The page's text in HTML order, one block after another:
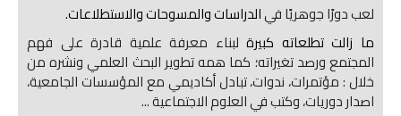
لعب دورًا جوهريًا فيالدراسات والمسوحات والاستطلاعات.
ما زالت تطلعاته كبيرة لبناء معرفة علمية قادرة على فهم
المجتمع ورصد تغيراته؛ كما همه تطوير البحث العلمي ونشره من
خلال : مؤتمرات، ندوات، تبادل أكاديمي مع المؤسسات الجامعية،
اصدار دوريات، وكتب في العلوم الاجتماعية ...